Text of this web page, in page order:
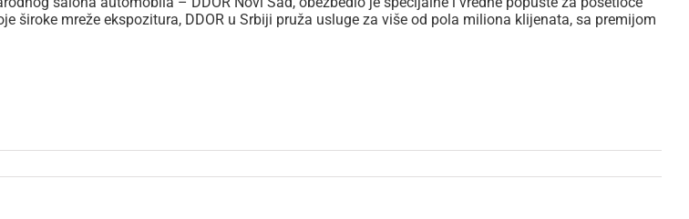
široke mreže ekspozitura, DDOR u Srbiji pruža usluge za više od pola miliona klijenata, sa premijom